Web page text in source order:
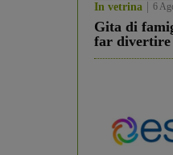
In vetrina 6
Gita di
far